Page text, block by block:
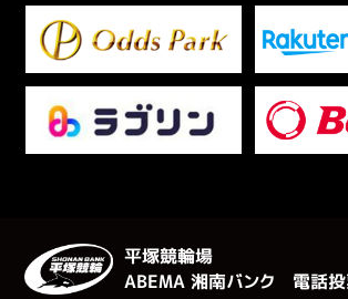
平塚競輪場
ABEMA 湘南バンク 電話投